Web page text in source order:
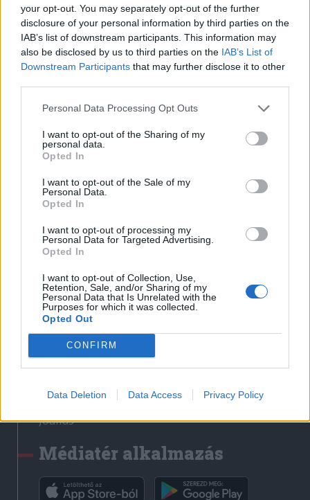
your opt-out. You may separately opt-out of the further
disclosure of your personal information by third parties on the
IAB’s list of downstream participants. This information may
also be disclosed by us to third parties on the IAB’s List of
Downstream Participants that may further disclose it to other
Personal Data Processing Opt Outs
I want to opt-out of the Sharing of my
personal data.
Opted In
I want to opt-out of the Sale of my
Personal Data.
Opted In
I want to opt-out of processing my
Personal Data for Targeted Advertising.
Opted In
I want to opt-out of Collection, Use,
Retention, Sale, and/or Sharing of my
Personal Data that Is Unrelated with the
Purposes for which it was collected.
Opted Out
CONFIRM
Data Deletion Data Access Privacy Policy
Szerzői jogok
Adatvédelmi tájékoztató
Cookie-kezelési tájékoztató
Hozzászólási szabályzat
Nyomtatott lapjaink archívuma
Székely Hírmondó archívuma
Sütibeállítások
Médiatér
Liget
Krónika
Bihari Napló
Erdélyi Napló
Főtér
Rádió GaGa
Jóállás
Médiatér alkalmazás